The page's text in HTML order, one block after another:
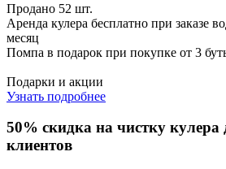
Продано 52 шт.
Аренда кулера бесплатно при заказе
месяц
Помпа в подарок при покупке от 3
Подарки и акции
Узнать подробнее
50% скидка на чистку
клиентов